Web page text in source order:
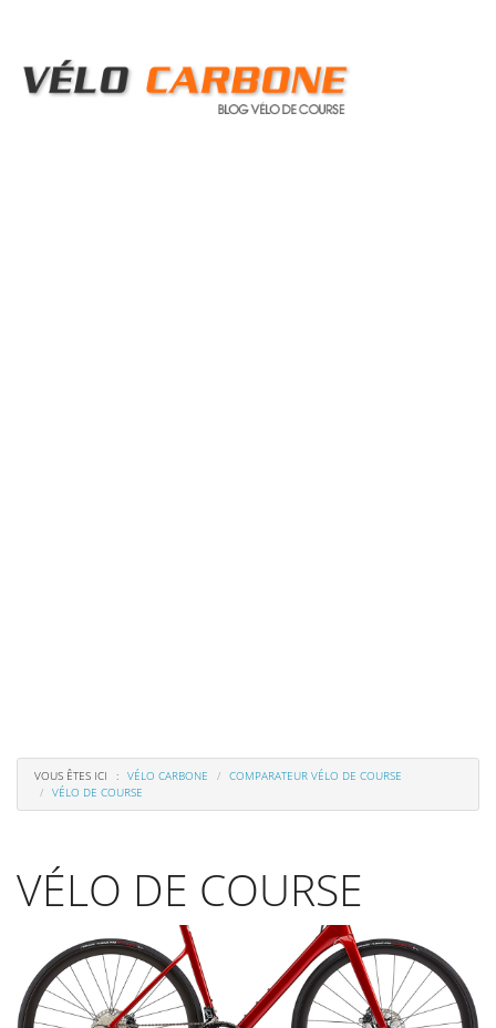
VOUS ÊTES ICI VÉLO CARBONE
COMPARATEUR VÉLO DE COURSE
VÉLO DE COURSE
VÉLO DE COURSE